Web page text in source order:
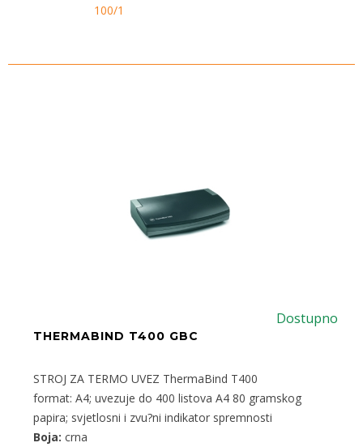
100/1
Dostupno
THERMABIND T400 GBC
STROJ ZA TERMO UVEZ ThermaBind T400
format: A4; uvezuje do 400 listova A4 80 gramskog
papira; svjetlosni i zvu?ni indikator spremnosti
Boja: crna